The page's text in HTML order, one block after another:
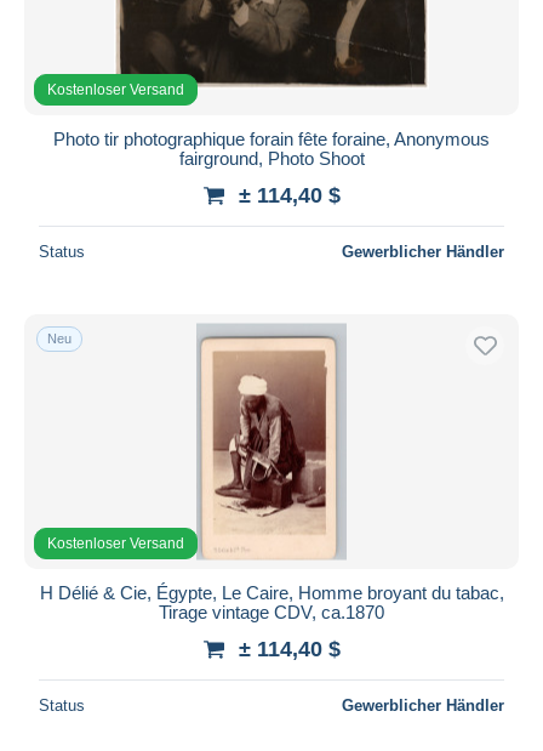
Kostenloser Versand
Photo tir photographique forain fête foraine, Anonymous
fairground, Photo Shoot
± 114,40 $
Status Gewerblicher Händler
Neu
Kostenloser Versand
H Délié & Cie, Égypte, Le Caire, Homme broyant du tabac,
Tirage vintage CDV, ca.1870
± 114,40 $
Status Gewerblicher Händler